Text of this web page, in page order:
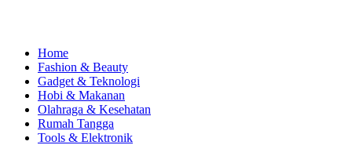
Home
Fashion & Beauty
Gadget & Teknologi
Hobi & Makanan
Olahraga & Kesehatan
Rumah Tangga
Tools & Elektronik